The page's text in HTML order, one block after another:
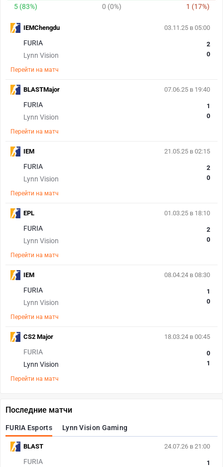
5 (83%) 0 (0%) 1 (17%)
03.11.25 в 05:00
FURIA
Lynn Vision
2
0
Перейти на матч
IEMChengdu
07.06.25 в 19:40
FURIA
Lynn Vision
1
0
Перейти на матч
BLASTMajor
21.05.25 в 02:15
FURIA
Lynn Vision
2
0
Перейти на матч
IEM
01.03.25 в 18:10
FURIA
Lynn Vision
2
0
Перейти на матч
EPL
08.04.24 в 08:30
FURIA
Lynn Vision
1
0
Перейти на матч
IEM
18.03.24 в 00:45
FURIA
Lynn Vision
0
1
Перейти на матч
CS2 Major
Последние матчи
FURIA Esports Lynn Vision Gaming
24.07.26 в 21:00
FURIA
1
BLAST